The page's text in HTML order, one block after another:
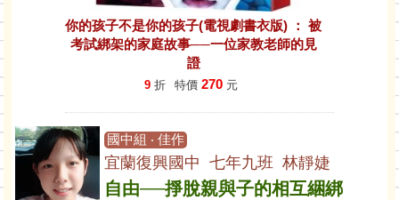
你的孩子不是你的孩子(電視劇書衣版) ： 被
考試綁架的家庭故事──一位家教老師的見
證
9 折 特價 270 元
國中組 ‧ 佳作
宜蘭復興國中 七年九班 林靜婕
自由──掙脫親與子的相互綑綁